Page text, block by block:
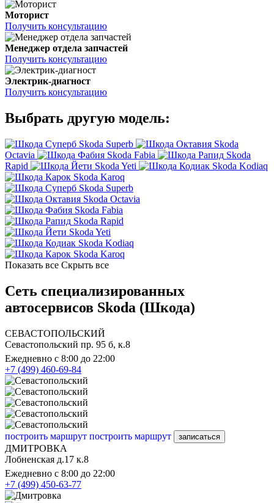
Моторист
Получить консультацию
Менеджер отдела запчастей
Получить консультацию
Электрик-диагност
Получить консультацию
Выбрать другую модель:
Skoda Superb
Skoda
Octavia
Skoda Fabia
Skoda
Rapid
Skoda Yeti
Skoda Kodiaq
Skoda Karoq
Skoda Superb
Skoda Octavia
Skoda Fabia
Skoda Rapid
Skoda Yeti
Skoda Kodiaq
Skoda Karoq
Показать все Скрыть все
Сеть специализированных
автосервисов Skoda (Шкода)
СЕВАСТОПОЛЬСКИЙ
Севастопольский пр. 95 б, к.8
Ежедневно с 8:00 до 22:00
+7 (499) 460-69-84
построить маршрут построить маршрут записаться
ДМИТРОВКА
Лобненская д.17 к.8
Ежедневно с 8:00 до 22:00
+7 (499) 450-63-77